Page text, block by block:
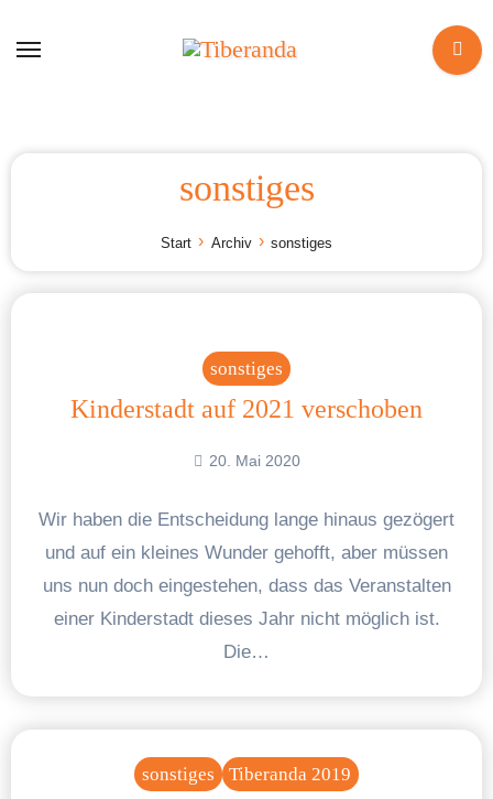
Inhalt
sonstiges
Start Archiv sonstiges
sonstiges
Kinderstadt auf 2021 verschoben
20. Mai 2020
Wir haben die Entscheidung lange hinaus gezögert
und auf ein kleines Wunder gehofft, aber müssen
uns nun doch eingestehen, dass das Veranstalten
einer Kinderstadt dieses Jahr nicht möglich ist.
Die…
sonstiges Tiberanda 2019